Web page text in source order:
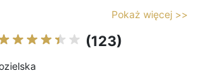
Pokaż więcej >>
(123)